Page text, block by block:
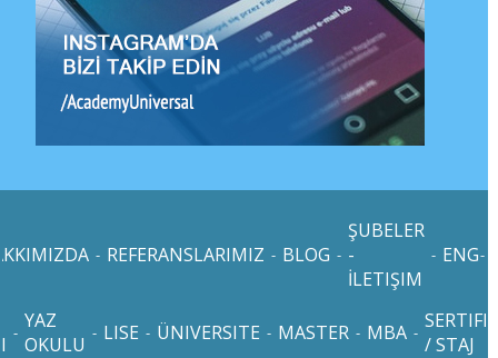
- REFERANSLARIMIZ - BLOG -
ŞUBELER
-
İLETIŞIM
- ENG-
- YAZ
OKULU - LISE - ÜNIVERSITE - MASTER - MBA - / STAJ